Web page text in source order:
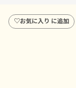
♡お気に入り に追加